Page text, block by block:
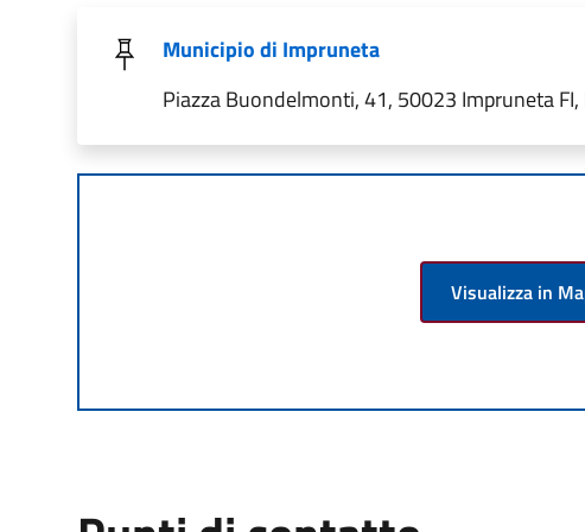
Municipio di Impruneta
Piazza Buondelmonti, 41, 50023 Impruneta FI,
Visualizza in